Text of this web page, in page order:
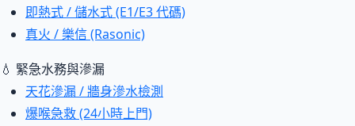
即熱式 / 儲水式 (E1/E3 代碼)
真火 / 樂信 (Rasonic)
💧 緊急水務與滲漏
天花滲漏 / 牆身滲水檢測
爆喉急救 (24小時上門)